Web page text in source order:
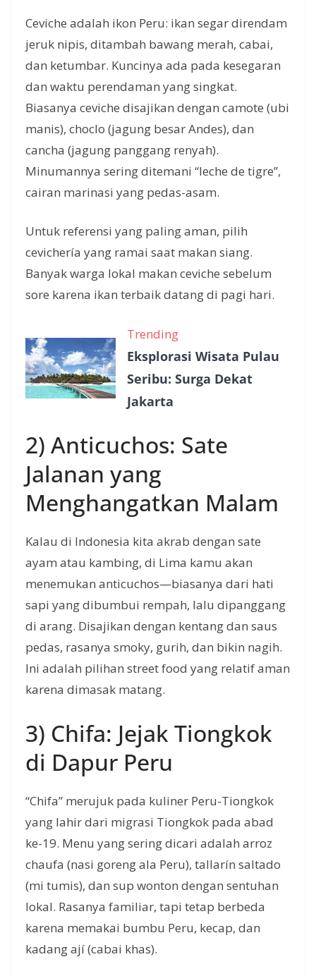
Ceviche adalah ikon Peru: ikan segar direndam
jeruk nipis, ditambah bawang merah, cabai,
dan ketumbar. Kuncinya ada pada kesegaran
dan waktu perendaman yang singkat.
Biasanya ceviche disajikan dengan camote (ubi
manis), choclo (jagung besar Andes), dan
cancha (jagung panggang renyah).
Minumannya sering ditemani “leche de tigre”,
cairan marinasi yang pedas-asam.
Untuk referensi yang paling aman, pilih
cevichería yang ramai saat makan siang.
Banyak warga lokal makan ceviche sebelum
sore karena ikan terbaik datang di pagi hari.
Trending
Eksplorasi Wisata Pulau
Seribu: Surga Dekat
Jakarta
2) Anticuchos: Sate
Jalanan yang
Menghangatkan Malam
Kalau di Indonesia kita akrab dengan sate
ayam atau kambing, di Lima kamu akan
menemukan anticuchos—biasanya dari hati
sapi yang dibumbui rempah, lalu dipanggang
di arang. Disajikan dengan kentang dan saus
pedas, rasanya smoky, gurih, dan bikin nagih.
Ini adalah pilihan street food yang relatif aman
karena dimasak matang.
3) Chifa: Jejak Tiongkok
di Dapur Peru
“Chifa” merujuk pada kuliner Peru-Tiongkok
yang lahir dari migrasi Tiongkok pada abad
ke-19. Menu yang sering dicari adalah arroz
chaufa (nasi goreng ala Peru), tallarín saltado
(mi tumis), dan sup wonton dengan sentuhan
lokal. Rasanya familiar, tapi tetap berbeda
karena memakai bumbu Peru, kecap, dan
kadang ají (cabai khas).